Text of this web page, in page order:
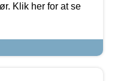
Klik her for at se